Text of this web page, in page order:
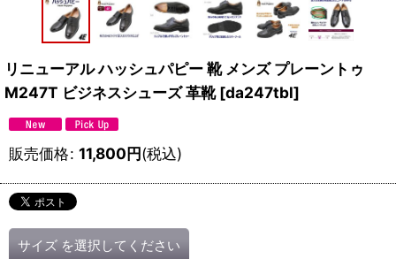
リニューアル ハッシュパピー 靴 メンズ プレーントゥ
M247T ビジネスシューズ 革靴 [da247tbl]
販売価格: 11,800円(税込)
サイズ を選択してください